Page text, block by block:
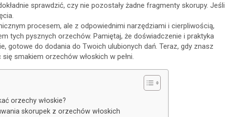
sprawdzić, czy nie pozostały żadne fragmenty skorupy. Jeśli
procesem, ale z odpowiednimi narzędziami i cierpliwością,
tych pysznych orzechów. Pamiętaj, że doświadczenie i praktyka
gotowe do dodania do Twoich ulubionych dań. Teraz, gdy znasz
smakiem orzechów włoskich w pełni.
orzechy włoskie?
skorupek z orzechów włoskich